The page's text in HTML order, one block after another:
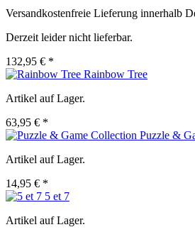
Versandkostenfreie Lieferung innerhalb
Derzeit leider nicht lieferbar.
132,95 € *
Rainbow Tree
Artikel auf Lager.
63,95 € *
Puzzle &
Artikel auf Lager.
14,95 € *
5 et 7
Artikel auf Lager.